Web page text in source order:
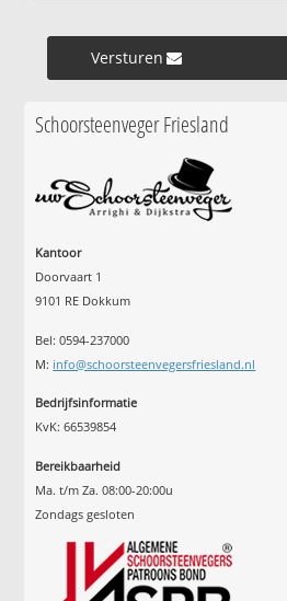
Versturen »
Schoorsteenveger Friesland
Kantoor
Doorvaart 1
9101 RE Dokkum
Bel: 0594-237000
M: info@schoorsteenvegersfriesland.nl
Bedrijfsinformatie
KvK: 66539854
Bereikbaarheid
Ma. t/m Za. 08:00-20:00u
Zondags gesloten